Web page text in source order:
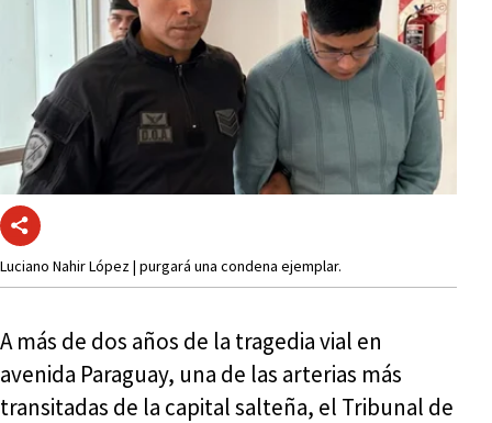
Luciano Nahir López | purgará una condena ejemplar.
A más de dos años de la tragedia vial en
avenida Paraguay, una de las arterias más
transitadas de la capital salteña, el Tribunal de